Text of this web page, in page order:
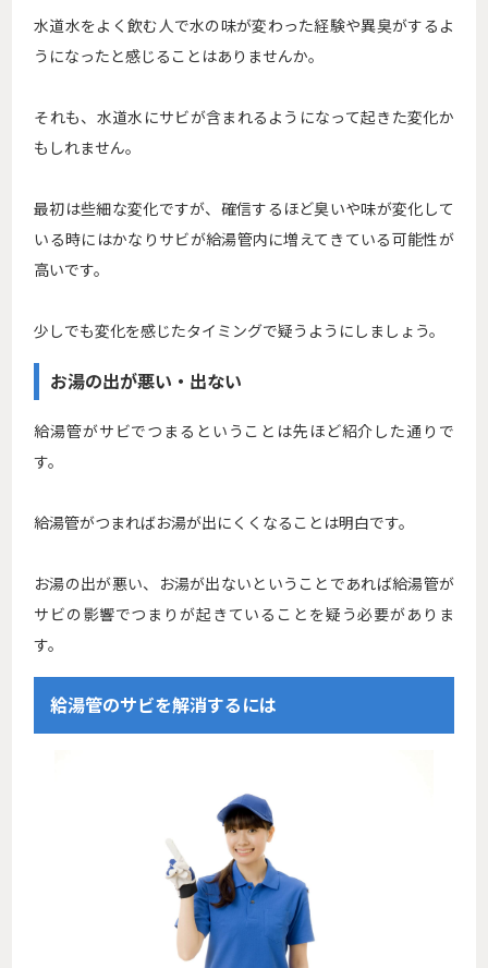
水道水をよく飲む人で水の味が変わった経験や異臭がするよ
うになったと感じることはありませんか。
それも、水道水にサビが含まれるようになって起きた変化か
もしれません。
最初は些細な変化ですが、確信するほど臭いや味が変化して
いる時にはかなりサビが給湯管内に増えてきている可能性が
高いです。
少しでも変化を感じたタイミングで疑うようにしましょう。
お湯の出が悪い・出ない
給湯管がサビでつまるということは先ほど紹介した通りで
す。
給湯管がつまればお湯が出にくくなることは明白です。
お湯の出が悪い、お湯が出ないということであれば給湯管が
サビの影響でつまりが起きていることを疑う必要がありま
す。
給湯管のサビを解消するには